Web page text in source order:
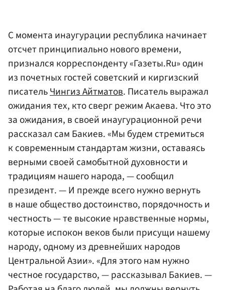
С момента инаугурации республика начинает
отсчет принципиально нового времени,
признался корреспонденту «Газеты.Ru» один
из почетных гостей советский и киргизский
писательЧингиз Айтматов. Писатель выражал
ожидания тех, кто сверг режим Акаева. Что это
за ожидания, в своей инаугурационной речи
рассказал сам Бакиев. «Мы будем стремиться
к современным стандартам жизни, оставаясь
верными своей самобытной духовности и
традициям нашего народа, — сообщил
президент. — И прежде всего нужно вернуть
в наше общество достоинство, порядочность и
честность — те высокие нравственные нормы,
которые испокон веков были присущи нашему
народу, одному из древнейших народов
Центральной Азии». «Для этого нам нужно
честное государство, — рассказывал Бакиев. —